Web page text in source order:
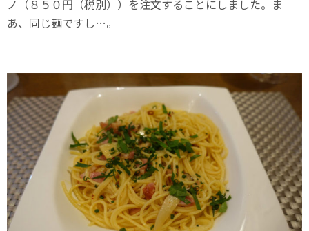
ノ（８５０円（税別））を注文することにしました。ま
あ、同じ麺ですし…。